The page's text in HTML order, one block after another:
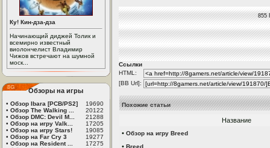
Ку! Кин-дза-дза
Начинающий диджей Толик и
всемирно известный
виолончелист Владимир
Чижов встречают на шумной
моск...
Обзоры на игры
• Обзор Ibara [PCB/PS2]
19690
• Обзор The Walking ...
20122
• Обзор DMC: Devil M...
21288
• Обзор на игру Valk...
17205
• Обзор на игру Stars!
19085
• Обзор на Far Cry 3
19277
• Обзор на Resident ...
17275
855
Ссылки
HTML:
[BB Url]:
Похожие статьи
Название
• Обзор на игру Breed
• Breed